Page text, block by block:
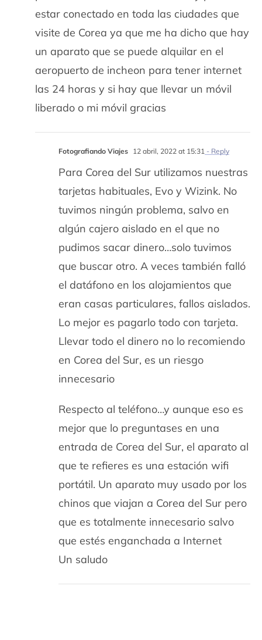
estar conectado en toda las ciudades que
visite de Corea ya que me ha dicho que hay
un aparato que se puede alquilar en el
aeropuerto de incheon para tener internet
las 24 horas y si hay que llevar un móvil
liberado o mi móvil gracias
Fotografiando Viajes 12 abril, 2022 at 15:31- Reply
Para Corea del Sur utilizamos nuestras
tarjetas habituales, Evo y Wizink. No
tuvimos ningún problema, salvo en
algún cajero aislado en el que no
pudimos sacar dinero…solo tuvimos
que buscar otro. A veces también falló
el datáfono en los alojamientos que
eran casas particulares, fallos aislados.
Lo mejor es pagarlo todo con tarjeta.
Llevar todo el dinero no lo recomiendo
en Corea del Sur, es un riesgo
innecesario
Respecto al teléfono…y aunque eso es
mejor que lo preguntases en una
entrada de Corea del Sur, el aparato al
que te refieres es una estación wifi
portátil. Un aparato muy usado por los
chinos que viajan a Corea del Sur pero
que es totalmente innecesario salvo
que estés enganchada a Internet
Un saludo